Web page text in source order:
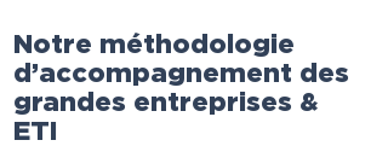
Notre méthodologie
d’accompagnement des
grandes entreprises &
ETI